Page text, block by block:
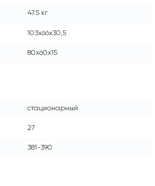
47.5 кг
103x66x30,5
80x60x15
стационарный
27
381-390